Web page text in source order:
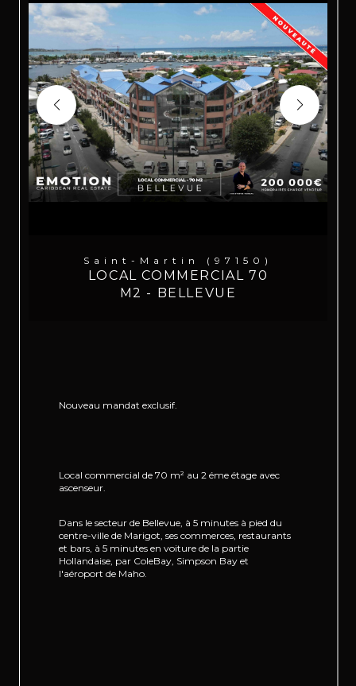
Saint-Martin (97150)
LOCAL COMMERCIAL 70
M2 - BELLEVUE
Nouveau mandat exclusif.
Local commercial de 70 m² au 2 éme étage avec
ascenseur.
Dans le secteur de Bellevue, à 5 minutes à pied du
centre-ville de Marigot, ses commerces, restaurants
et bars, à 5 minutes en voiture de la partie
Hollandaise, par ColeBay, Simpson Bay et
l'aéroport de Maho.